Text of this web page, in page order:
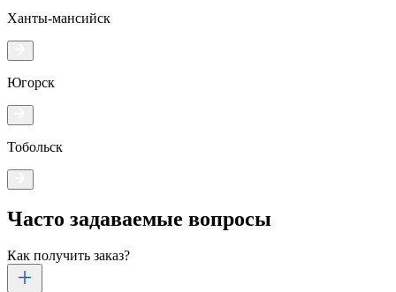
Ханты-мансийск
Югорск
Тобольск
Часто задаваемые вопросы
Как получить заказ?